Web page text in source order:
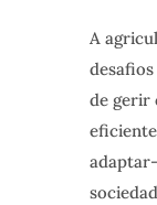
A
de gerir